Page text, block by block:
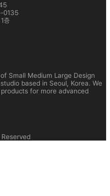
-0135
층
Small Medium Large Design
based in Seoul, Korea. We
for more advanced